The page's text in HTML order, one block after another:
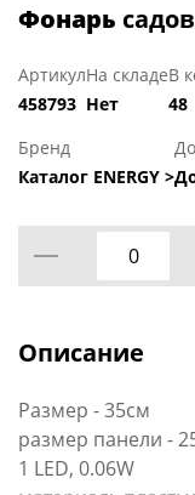
Фонарь
Артикул
458793
На складе
Нет
В
48
Бренд
Каталог ENERGY >
Описание
Размер - 35см
размер панели -
1 LED, 0.06W